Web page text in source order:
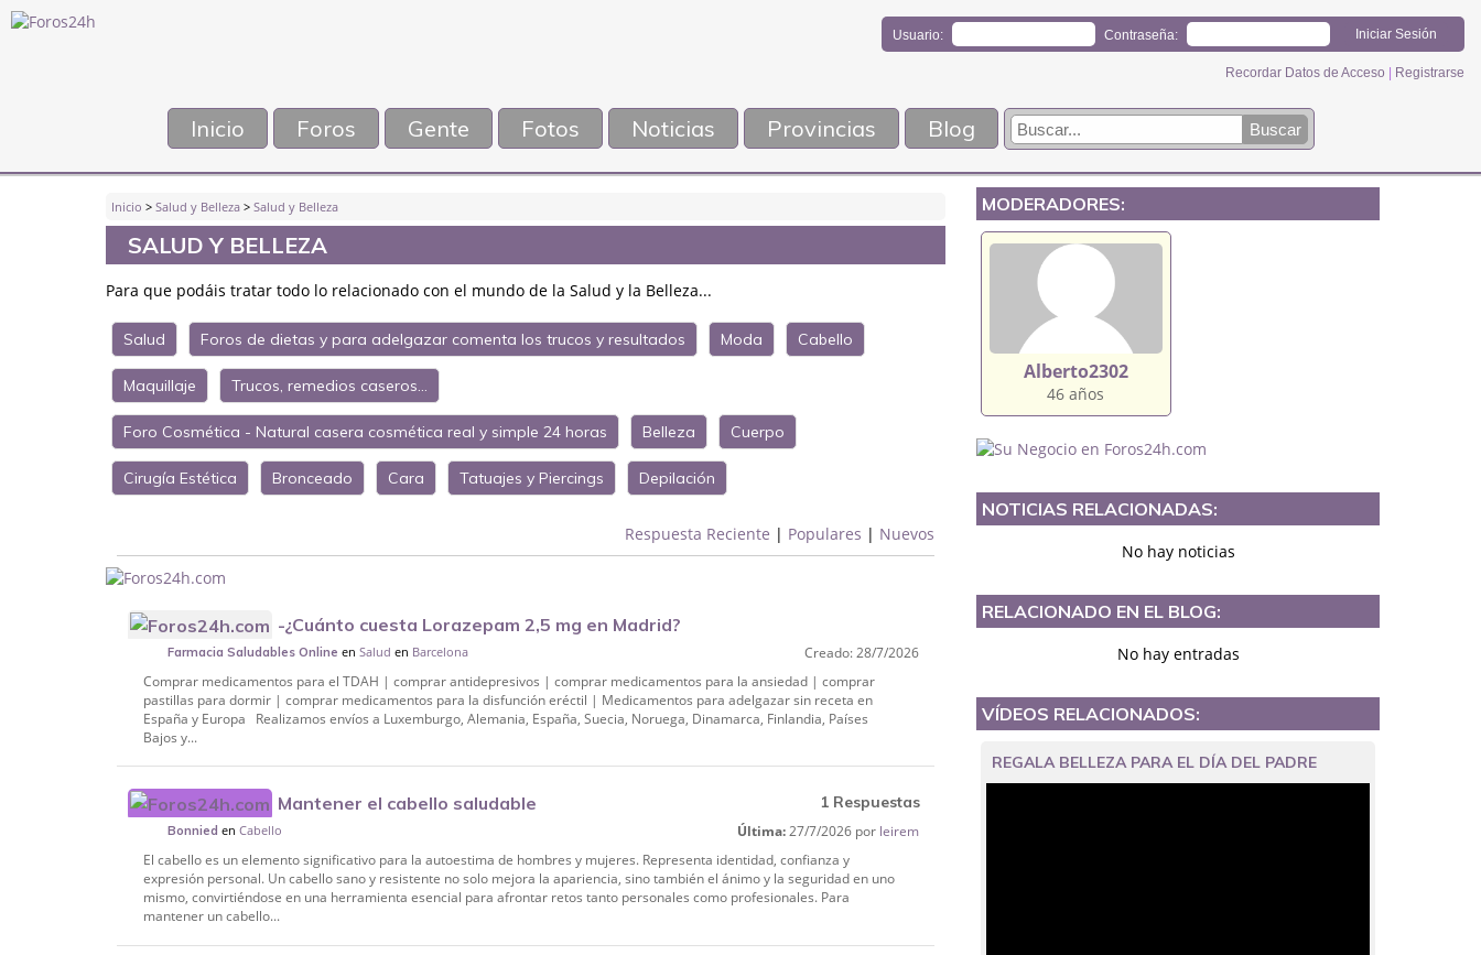
Usuario: Contraseña:
Recordar Datos de Acceso Registrarse
Inicio Foros Gente Fotos Noticias Provincias Blog
Inicio > Salud y Belleza > Salud y Belleza
SALUD Y BELLEZA
Para que podáis tratar todo lo relacionado con el mundo de la Salud y la Belleza...
Salud Foros de dietas y para adelgazar comenta los trucos y resultados Moda Cabello
Maquillaje Trucos, remedios caseros...
Foro Cosmética - Natural casera cosmética real y simple 24 horas Belleza Cuerpo
Cirugía Estética Bronceado Cara Tatuajes y Piercings Depilación
Respuesta Reciente | Populares | Nuevos
-¿Cuánto cuesta Lorazepam 2,5 mg en Madrid?
Farmacia Saludables Online enSalud en Barcelona
Creado: 28/7/2026
Comprar medicamentos para el TDAH | comprar antidepresivos | comprar medicamentos para la ansiedad | comprar
pastillas para dormir | comprar medicamentos para la disfunción eréctil | Medicamentos para adelgazar sin receta en
España y Europa Realizamos envíos a Luxemburgo, Alemania, España, Suecia, Noruega, Dinamarca, Finlandia, Países
Bajos y...
Mantener el cabello saludable 1 Respuestas
Bonnied enCabello Última:27/7/2026 por leirem
El cabello es un elemento significativo para la autoestima de hombres y mujeres. Representa identidad, confianza y
expresión personal. Un cabello sano y resistente no solo mejora la apariencia, sino también el ánimo y la seguridad en uno
mismo, convirtiéndose en una herramienta esencial para afrontar retos tanto personales como profesionales. Para
mantener un cabello...
MODERADORES:
Alberto2302
46 años
NOTICIAS RELACIONADAS:
No hay noticias
RELACIONADO EN EL BLOG:
No hay entradas
VÍDEOS RELACIONADOS:
REGALA BELLEZA PARA EL DÍA DEL PADRE